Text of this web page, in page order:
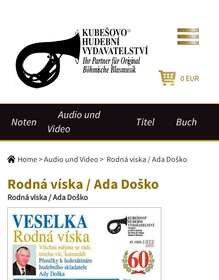
0 EUR
Noten
Audio und
Video
Titel Buch
Home>Audio und Video > Rodná víska / Ada Doško
Rodná víska / Ada Doško
Rodná víska / Ada Doško